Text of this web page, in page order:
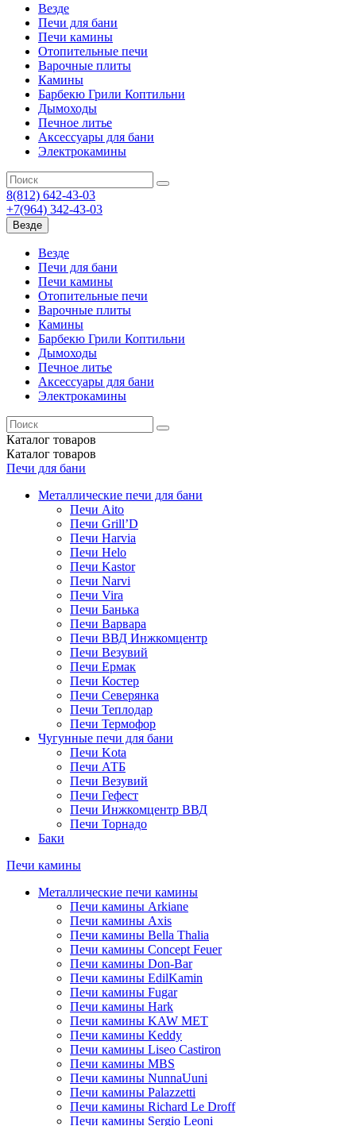
Везде
Печи для бани
Печи камины
Отопительные печи
Варочные плиты
Камины
Барбекю Грили Коптильни
Дымоходы
Печное литье
Аксессуары для бани
Электрокамины
8(812) 642-43-03
+7(964) 342-43-03
Везде
Везде
Печи для бани
Печи камины
Отопительные печи
Варочные плиты
Камины
Барбекю Грили Коптильни
Дымоходы
Печное литье
Аксессуары для бани
Электрокамины
Каталог товаров
Каталог товаров
Печи для бани
Металлические печи для бани
Печи Aito
Печи Grill’D
Печи Harvia
Печи Helo
Печи Kastor
Печи Narvi
Печи Vira
Печи Банька
Печи Варвара
Печи ВВД Инжкомцентр
Печи Везувий
Печи Ермак
Печи Костер
Печи Северянка
Печи Теплодар
Печи Термофор
Чугунные печи для бани
Печи Kota
Печи АТБ
Печи Везувий
Печи Гефест
Печи Инжкомцентр ВВД
Печи Торнадо
Баки
Печи камины
Металлические печи камины
Печи камины Arkiane
Печи камины Axis
Печи камины Bella Thalia
Печи камины Concept Feuer
Печи камины Don-Bar
Печи камины EdilKamin
Печи камины Fugar
Печи камины Hark
Печи камины KAW MET
Печи камины Keddy
Печи камины Liseo Castiron
Печи камины MBS
Печи камины NunnaUuni
Печи камины Palazzetti
Печи камины Richard Le Droff
Печи камины Sergio Leoni